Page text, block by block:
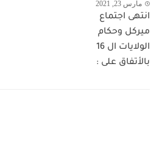
مارس 23, 2021
انتهى اجتماع
ميركل وحكام
الولايات ال 16
بالأتفاق على :